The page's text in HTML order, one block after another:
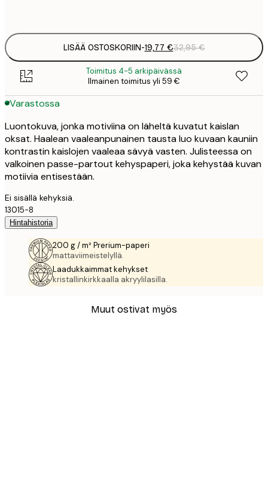
LISÄÄ OSTOSKORIIN-19,77 €32,95 €
Toimitus 4-5 arkipäivässä
Ilmainen toimitus yli 59 €
Varastossa
Luontokuva, jonka motiviina on läheltä kuvatut kaislan
oksat. Haalean vaaleanpunainen tausta luo kuvaan kauniin
kontrastin kaislojen vaaleaa sävyä vasten. Julisteessa on
valkoinen passe-partout kehyspaperi, joka kehystää kuvan
motiivia entisestään.
Ei sisällä kehyksiä.
13015-8
Hintahistoria
200 g / m² Prerium-paperi
mattaviimeistelyllä.
Laadukkaimmat kehykset
kristallinkirkkaalla akryylilasilla.
Muut ostivat myös